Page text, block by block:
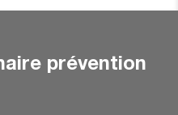
prévention